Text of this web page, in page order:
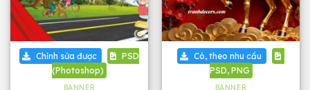
Chỉnh sửa được
PSD
(Photoshop)
BANNER
Có, theo nhu cầu
PSD, PNG
BANNER